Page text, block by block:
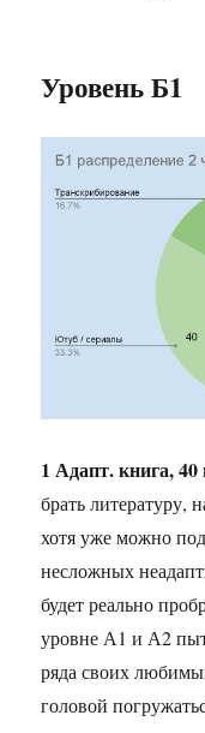
Уровень Б1
1 Адапт. книга,
брать литературу,
хотя уже можно
несложных
будет реально
уровне А1 и А2
ряда своих
головой